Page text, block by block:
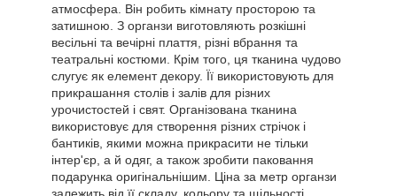
атмосфера. Він робить кімнату просторою та
затишною. З органзи виготовляють розкішні
весільні та вечірні плаття, різні вбрання та
театральні костюми. Крім того, ця тканина чудово
слугує як елемент декору. Її використовують для
прикрашання столів і залів для різних
урочистостей і свят. Організована тканина
використовує для створення різних стрічок і
бантиків, якими можна прикрасити не тільки
інтер'єр, а й одяг, а також зробити паковання
подарунка оригінальнішим. Ціна за метр органзи